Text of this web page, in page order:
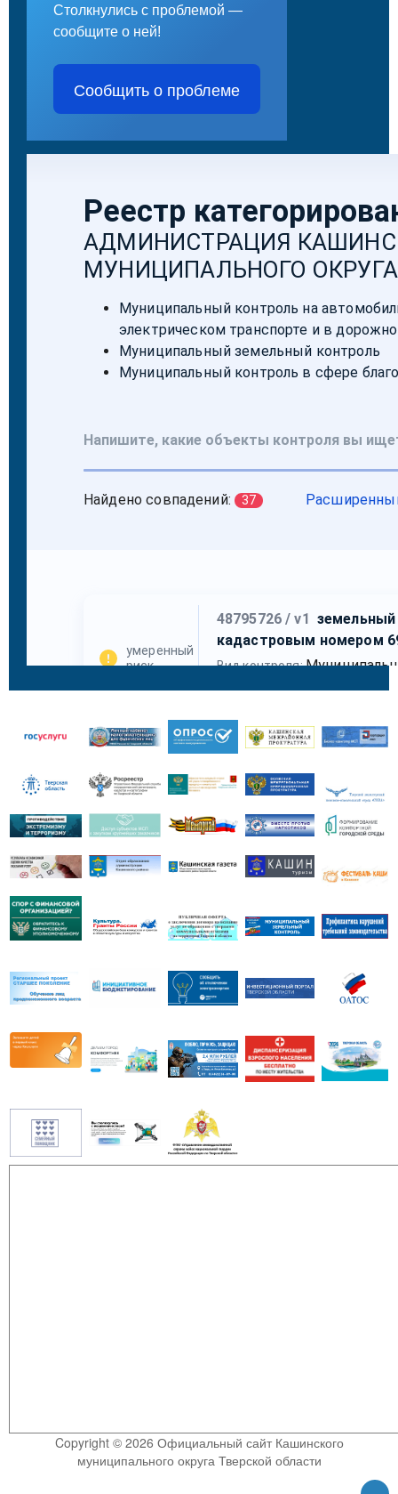
Столкнулись с проблемой —
сообщите о ней!
Сообщить о проблеме
Copyright © 2026 Официальный сайт Кашинского
муниципального округа Тверской области